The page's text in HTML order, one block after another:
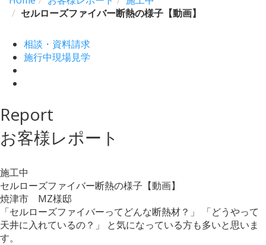
セルローズファイバー断熱の様子【動画】
相談・資料請求
施行中現場見学
Report
お客様レポート
施工中
セルローズファイバー断熱の様子【動画】
焼津市 MZ様邸
「セルローズファイバーってどんな断熱材？」 「どうやって
天井に入れているの？」 と気になっている方も多いと思いま
す。